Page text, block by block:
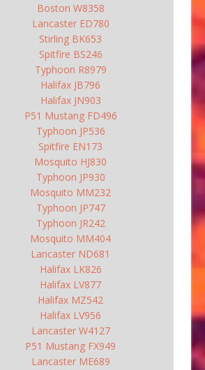
Boston W8358
Lancaster ED780
Stirling BK653
Spitfire BS246
Typhoon R8979
Halifax JB796
Halifax JN903
P51 Mustang FD496
Typhoon JP536
Spitfire EN173
Mosquito HJ830
Typhoon JP930
Mosquito MM232
Typhoon JP747
Typhoon JR242
Mosquito MM404
Lancaster ND681
Halifax LK826
Halifax LV877
Halifax MZ542
Halifax LV956
Lancaster W4127
P51 Mustang FX949
Lancaster ME689